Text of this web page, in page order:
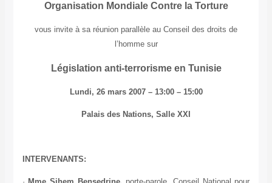
Organisation Mondiale Contre la Torture
vous invite à sa réunion parallèle au Conseil des droits de
l’homme sur
Législation anti-terrorisme en Tunisie
Lundi, 26 mars 2007 – 13:00 – 15:00
Palais des Nations, Salle XXI
INTERVENANTS: